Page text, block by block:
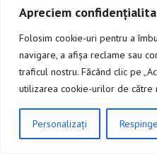
Apreciem
Folosim cookie-uri pentru a
navigare, a afișa reclame sau
traficul nostru. Făcând clic pe
utilizarea cookie-urilor de către
Personalizați
Construcții & Design Exterior
Constructii > Uși metalice
Construcții exterioare
Construcții Industriale
Constructii metalice
Constructii si amenajari
Constructii si amenajari exterioare
Construcții și amenajări industriale
CLICK AICI